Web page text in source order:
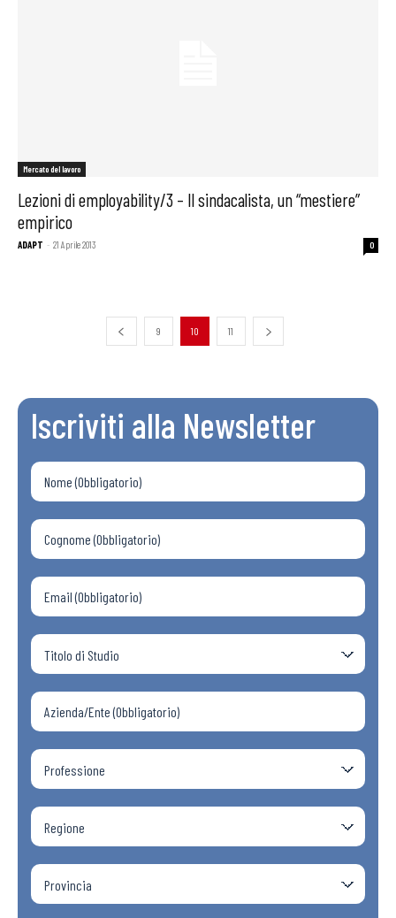
Mercato del lavoro
Lezioni di employability/3 – Il sindacalista, un “mestiere”
empirico
ADAPT - 21 Aprile 2013 0
9 10 11
Iscriviti alla Newsletter